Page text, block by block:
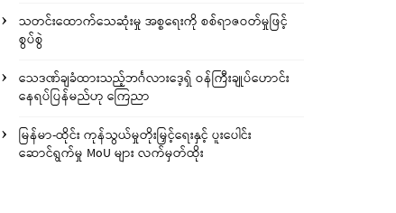
သတင်းထောက်သေဆုံးမှု အစ္စရေးကို စစ်ရာဇဝတ်မှုဖြင့်
စွပ်စွဲ
သေဒဏ်ချခံထားသည့်ဘင်္ဂလားဒေ့ရှ် ဝန်ကြီးချုပ်ဟောင်း
နေရပ်ပြန်မည်ဟု ကြေညာ
မြန်မာ-ထိုင်း ကုန်သွယ်မှုတိုးမြှင့်ရေးနှင့် ပူးပေါင်း
ဆောင်ရွက်မှု MoU များ လက်မှတ်ထိုး